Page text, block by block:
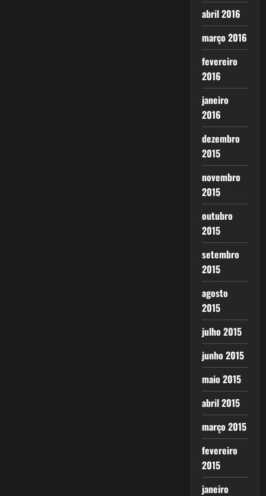
abril 2016
março 2016
fevereiro
2016
janeiro
2016
dezembro
2015
novembro
2015
outubro
2015
setembro
2015
agosto
2015
julho 2015
junho 2015
maio 2015
abril 2015
março 2015
fevereiro
2015
janeiro